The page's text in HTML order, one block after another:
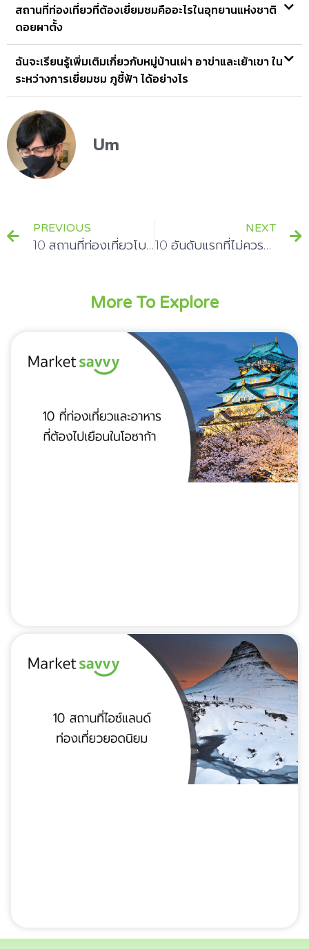
สถานที่ท่องเที่ยวที่ต้องเยี่ยมชมคืออะไรในอุทยานแห่งชาติ
ดอยผาตั้ง
ฉันจะเรียนรู้เพิ่มเติมเกี่ยวกับหมู่บ้านเผ่า อาข่าและเย้าเขา ใน
ระหว่างการเยี่ยมชม ภูชี้ฟ้า ได้อย่างไร
Um
PREVIOUS
10 สถานที่ท่องเที่ยวโบราณที่ต้องไปในโลก
NEXT
10 อันดับแรกที่ไม่ควรพลาดในเยอรมนี
More To Explore